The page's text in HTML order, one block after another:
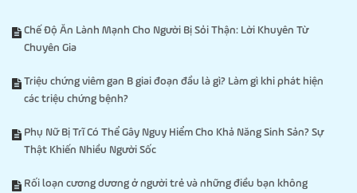
Chế Độ Ăn Lành Mạnh Cho Người Bị Sỏi Thận: Lời Khuyên Từ
Chuyên Gia
Triệu chứng viêm gan B giai đoạn đầu là gì? Làm gì khi phát hiện
các triệu chứng bệnh?
Phụ Nữ Bị Trĩ Có Thể Gây Nguy Hiểm Cho Khả Năng Sinh Sản? Sự
Thật Khiến Nhiều Người Sốc
Rối loạn cương dương ở người trẻ và những điều bạn không